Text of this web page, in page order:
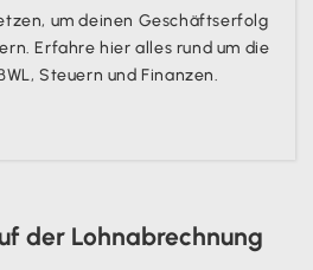
um deinen Geschäftserfolg
Erfahre hier alles rund um die
Steuern und Finanzen.
der Lohnabrechnung